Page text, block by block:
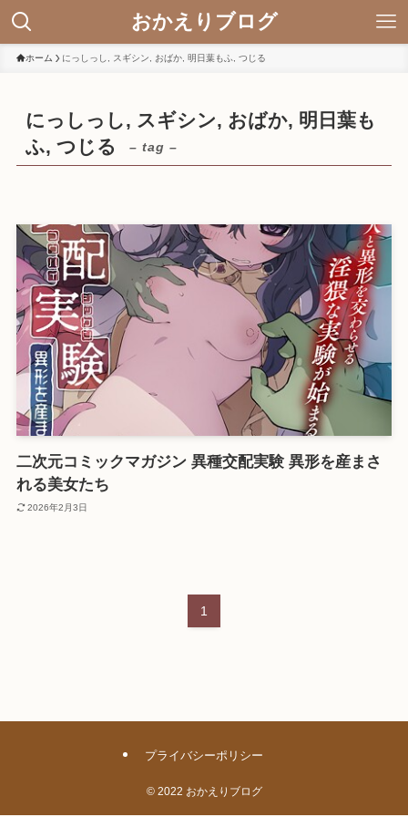
おかえりブログ
ホーム にっしっし, スギシン, おばか, 明日葉もふ, つじる
にっしっし, スギシン, おばか, 明日葉も
ふ, つじる
– tag –
二次元コミックマガジン 異種交配実験 異形を産まさ
れる美女たち
2026年2月3日
1
プライバシーポリシー
©2022 おかえりブログ